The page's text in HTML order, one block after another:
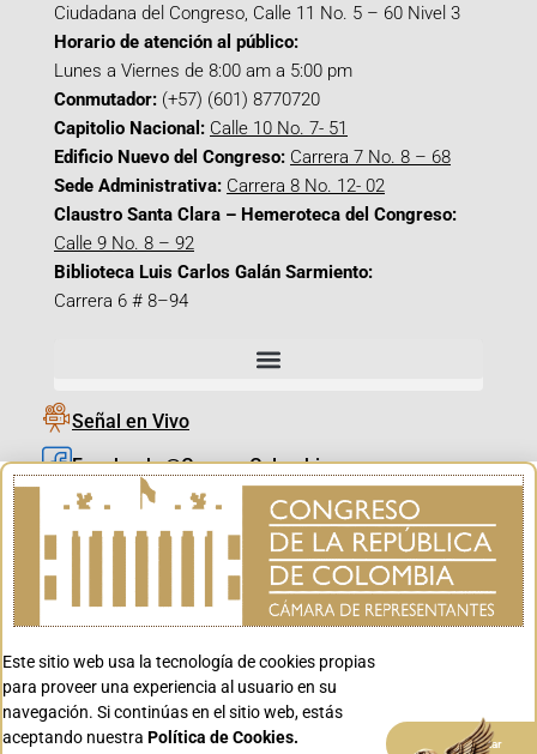
Ciudadana del Congreso, Calle 11 No. 5 – 60 Nivel 3
Horario de atención al público:
Lunes a Viernes de 8:00 am a 5:00 pm
Conmutador: (+57) (601) 8770720
Capitolio Nacional: Calle 10 No. 7- 51
Edificio Nuevo del Congreso: Carrera 7 No. 8 – 68
Sede Administrativa: Carrera 8 No. 12- 02
Claustro Santa Clara – Hemeroteca del Congreso:
Calle 9 No. 8 – 92
Biblioteca Luis Carlos Galán Sarmiento:
Carrera 6 # 8–94
Señal en Vivo
Facebook_@CamaraColombia
Instagram_@CamaraColombia
X_@CamaraColombia
Youtube_@CamaraColombia
Youtube_@CanalCongreso
Este sitio web usa la tecnología de cookies propias
para proveer una experiencia al usuario en su
navegación. Si continúas en el sitio web, estás
aceptando nuestra Política de Cookies.
Aceptar